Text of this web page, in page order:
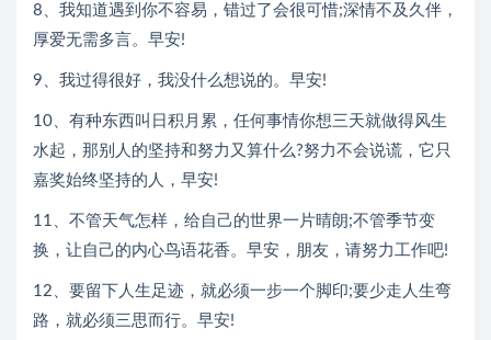
8、我知道遇到你不容易，错过了会很可惜;深情不及久伴，
厚爱无需多言。早安!
9、我过得很好，我没什么想说的。早安!
10、有种东西叫日积月累，任何事情你想三天就做得风生
水起，那别人的坚持和努力又算什么?努力不会说谎，它只
嘉奖始终坚持的人，早安!
11、不管天气怎样，给自己的世界一片晴朗;不管季节变
换，让自己的内心鸟语花香。早安，朋友，请努力工作吧!
12、要留下人生足迹，就必须一步一个脚印;要少走人生弯
路，就必须三思而行。早安!